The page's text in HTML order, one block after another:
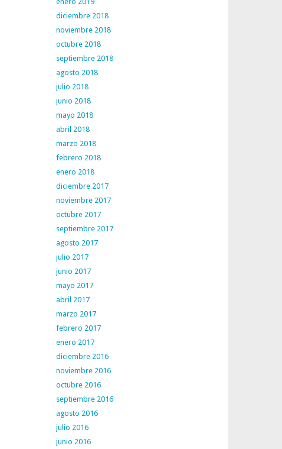
diciembre 2018
noviembre 2018
octubre 2018
septiembre 2018
agosto 2018
julio 2018
junio 2018
mayo 2018
abril 2018
marzo 2018
febrero 2018
enero 2018
diciembre 2017
noviembre 2017
octubre 2017
septiembre 2017
agosto 2017
julio 2017
junio 2017
mayo 2017
abril 2017
marzo 2017
febrero 2017
enero 2017
diciembre 2016
noviembre 2016
octubre 2016
septiembre 2016
agosto 2016
julio 2016
junio 2016